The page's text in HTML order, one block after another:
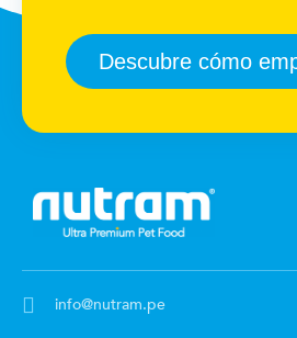
Descubre cómo
info@nutram.pe